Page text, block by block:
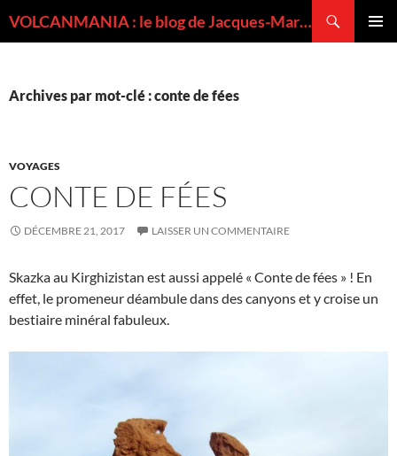
VOLCANMANIA : le blog de Jacques-Marie BARDINTZEFF, volcanologue
Archives par mot-clé : conte de fées
VOYAGES
CONTE DE FÉES
DÉCEMBRE 21, 2017 LAISSER UN COMMENTAIRE
Skazka au Kirghizistan est aussi appelé « Conte de fées » ! En
effet, le promeneur déambule dans des canyons et y croise un
bestiaire minéral fabuleux.